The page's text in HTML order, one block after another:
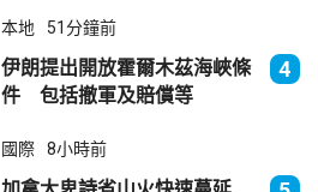
本地 51分鐘前
伊朗提出開放霍爾木茲海峽條
件 包括撤軍及賠償等
4
國際 8小時前